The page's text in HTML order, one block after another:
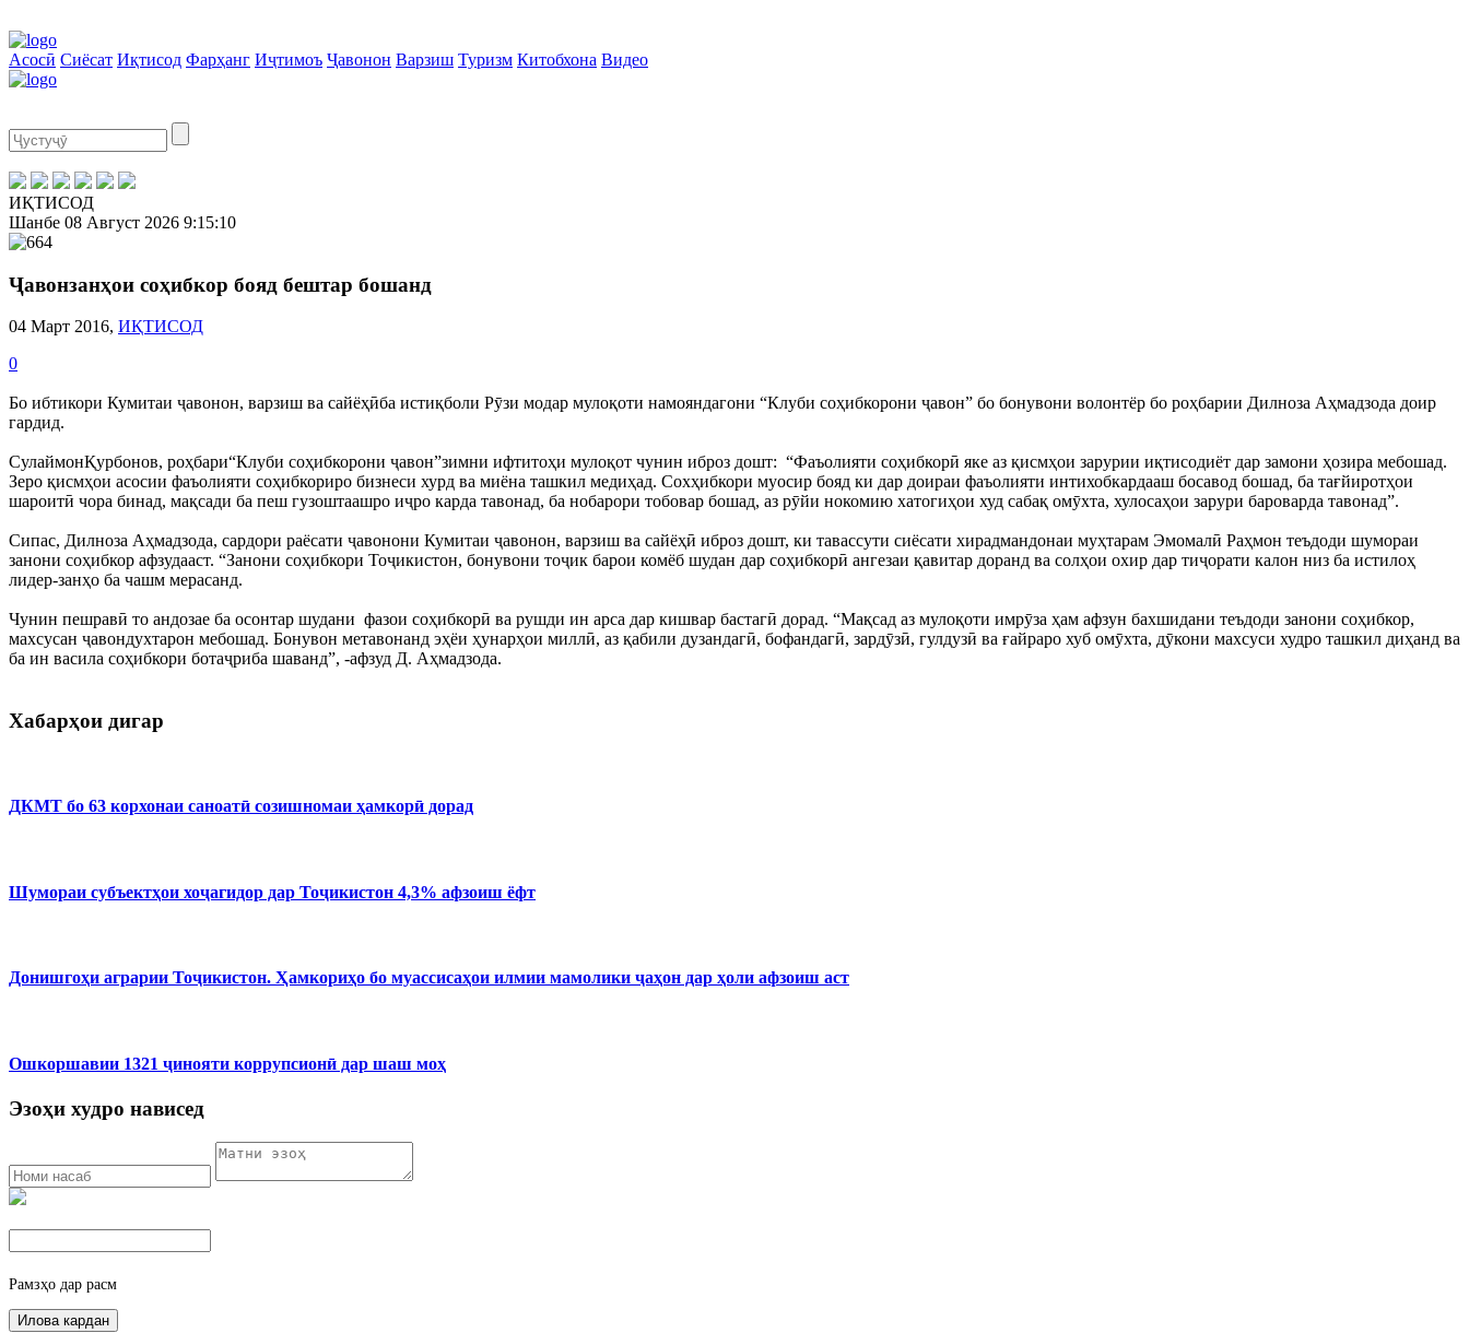
Асосӣ Сиёсат Иқтисод Фарҳанг Иҷтимоъ Ҷавонон Варзиш Туризм Китобхона Видео
ИҚТИСОД
Шанбе 08 Август 2026 9:15:11
Ҷавонзанҳои соҳибкор бояд бештар бошанд
04 Март 2016, ИҚТИСОД
0
Бо ибтикори Кумитаи ҷавонон, варзиш ва сайёҳӣба истиқболи Рӯзи модар мулоқоти намояндагони “Клуби соҳибкорони ҷавон” бо бонувони волонтёр бо роҳбарии Дилноза Аҳмадзода доир
гардид.
СулаймонҚурбонов, роҳбари“Клуби соҳибкорони ҷавон”зимни ифтитоҳи мулоқот чунин иброз дошт: “Фаъолияти соҳибкорӣ яке аз қисмҳои зарурии иқтисодиёт дар замони ҳозира мебошад.
Зеро қисмҳои асосии фаъолияти соҳибкориро бизнеси хурд ва миёна ташкил медиҳад. Сохҳибкори муосир бояд ки дар доираи фаъолияти интихобкардааш босавод бошад, ба тағйиротҳои
шароитӣ чора бинад, мақсади ба пеш гузоштаашро иҷро карда тавонад, ба нобарори тобовар бошад, аз рӯйи нокомию хатогиҳои худ сабақ омӯхта, хулосаҳои зарури бароварда тавонад”.
Сипас, Дилноза Аҳмадзода, сардори раёсати ҷавонони Кумитаи ҷавонон, варзиш ва сайёҳӣ иброз дошт, ки тавассути сиёсати хирадмандонаи муҳтарам Эмомалӣ Раҳмон теъдоди шумораи
занони соҳибкор афзудааст. “Занони соҳибкори Тоҷикистон, бонувони тоҷик барои комёб шудан дар соҳибкорӣ ангезаи қавитар доранд ва солҳои охир дар тиҷорати калон низ ба истилоҳ
лидер-занҳо ба чашм мерасанд.
Чунин пешравӣ то андозае ба осонтар шудани фазои соҳибкорӣ ва рушди ин арса дар кишвар бастагӣ дорад. “Мақсад аз мулоқоти имрӯза ҳам афзун бахшидани теъдоди занони соҳибкор,
махсусан ҷавондухтарон мебошад. Бонувон метавонанд эҳёи ҳунарҳои миллӣ, аз қабили дузандагӣ, бофандагӣ, зардӯзӣ, гулдузӣ ва ғайраро хуб омӯхта, дӯкони махсуси худро ташкил диҳанд ва
ба ин васила соҳибкори ботаҷриба шаванд”, -афзуд Д. Аҳмадзода.
Хабарҳои дигар
ДКМТ бо 63 корхонаи саноатӣ созишномаи ҳамкорӣ дорад
Шумораи субъектҳои хоҷагидор дар Тоҷикистон 4,3% афзоиш ёфт
Донишгоҳи аграрии Тоҷикистон. Ҳамкориҳо бо муассисаҳои илмии мамолики ҷаҳон дар ҳоли афзоиш аст
Ошкоршавии 1321 ҷинояти коррупсионӣ дар шаш моҳ
Эзоҳи худро нависед
Рамзҳо дар расм